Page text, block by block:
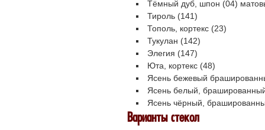
Тёмный дуб, шпон (04)
Тироль (141)
Тополь, кортекс (23)
Тукулан (142)
Элегия (147)
Юта, кортекс (48)
Ясень бежевый
Ясень белый,
Ясень чёрный,
Варианты стекол